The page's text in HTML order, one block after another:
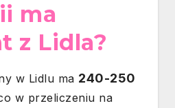
ma
z Lidla?
w Lidlu ma 240-250
w przeliczeniu na